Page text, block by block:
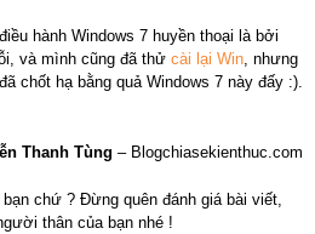
hành Windows 7 huyền thoại là bởi
và mình cũng đã thử cài lại Win, nhưng
chốt hạ bằng quả Windows 7 này đấy :).
Thanh Tùng – Blogchiasekienthuc.com
chứ ? Đừng quên đánh giá bài viết,
thân của bạn nhé !